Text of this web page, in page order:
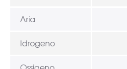
Aria
Idrogeno